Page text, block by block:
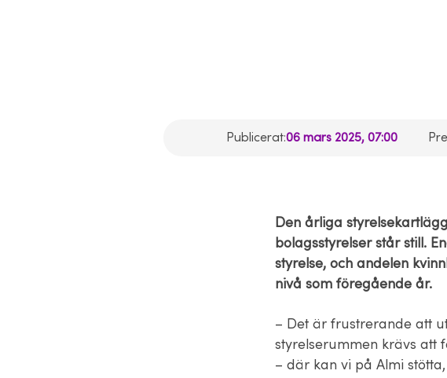
Publicerat:06 mars 2025, 07:00
Den årliga
bolagsstyrelser står still.
styrelse, och andelen
nivå som föregående år.
– Det är frustrerande att
styrelserummen krävs att
– där kan vi på Almi